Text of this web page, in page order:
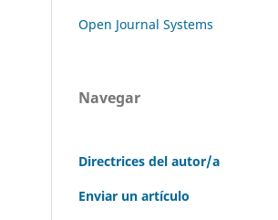
Open Journal Systems
Navegar
Directrices del autor/a
Enviar un artículo